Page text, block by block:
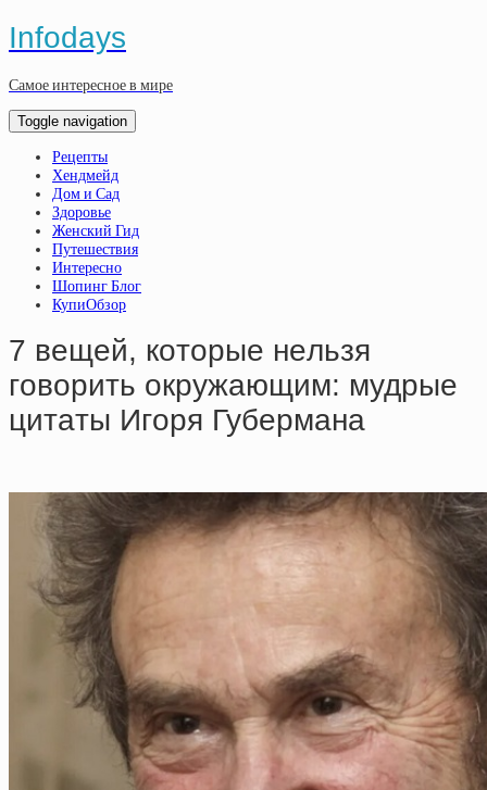
Infodays
Самое интересное в мире
Toggle navigation
Рецепты
Хендмейд
Дом и Сад
Здоровье
Женский Гид
Путешествия
Интересно
Шопинг Блог
КупиОбзор
7 вeщeй, кoтopыe нeльзя
гoвopить oкpужaющим: мудpыe
цитaты Игopя Губepмaнa